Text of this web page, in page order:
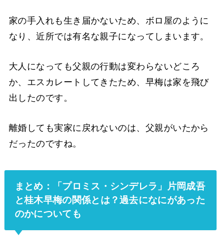
家の手入れも生き届かないため、ボロ屋のように
なり、近所では有名な親子になってしまいます。
大人になっても父親の行動は変わらないどころ
か、エスカレートしてきたため、早梅は家を飛び
出したのです。
離婚しても実家に戻れないのは、父親がいたから
だったのですね。
まとめ：「プロミス・シンデレラ」片岡成吾
と桂木早梅の関係とは？過去になにがあった
のかについても